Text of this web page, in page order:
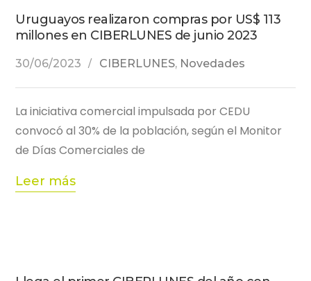
Uruguayos realizaron compras por US$ 113
millones en CIBERLUNES de junio 2023
30/06/2023 CIBERLUNES, Novedades
La iniciativa comercial impulsada por CEDU
convocó al 30% de la población, según el Monitor
de Días Comerciales de
Leer más